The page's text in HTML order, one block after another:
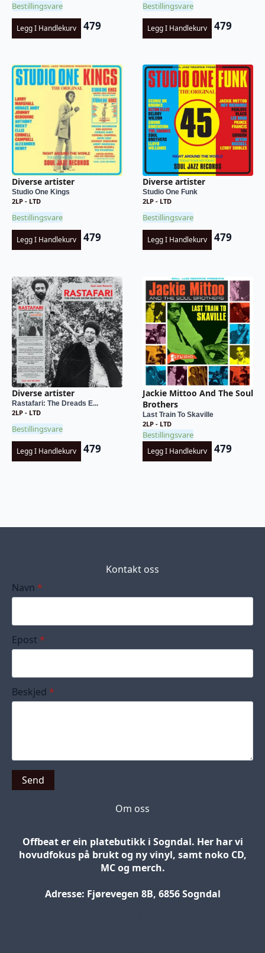
Bestillingsvare
Legg I Handlekurv 479
Bestillingsvare
Legg I Handlekurv 479
Diverse artister
Studio One Kings
2LP - LTD
Bestillingsvare
Legg I Handlekurv 479
Diverse artister
Studio One Funk
2LP - LTD
Bestillingsvare
Legg I Handlekurv 479
Diverse artister
Rastafari: The Dreads E...
2LP - LTD
Bestillingsvare
Legg I Handlekurv 479
Jackie Mittoo And The Soul
Brothers
Last Train To Skaville
2LP - LTD
Bestillingsvare
Legg I Handlekurv 479
Kontakt oss
Navn *
Epost *
Beskjed *
Send
Om oss
Offbeat er ein platebutikk i Sogndal. Her har vi
hovudfokus på brukt og ny vinyl, samt noko CD,
MC og merch.
Adresse: Fjørevegen 8B, 6856 Sogndal